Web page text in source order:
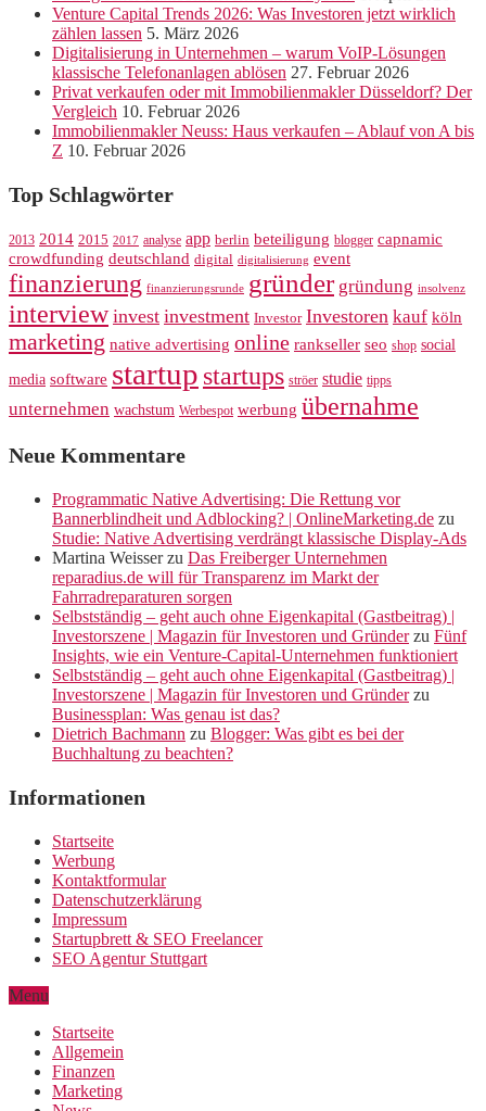
Venture Capital Trends 2026: Was Investoren jetzt wirklich
zählen lassen 5. März 2026
Digitalisierung in Unternehmen – warum VoIP-Lösungen
klassische Telefonanlagen ablösen 27. Februar 2026
Privat verkaufen oder mit Immobilienmakler Düsseldorf? Der
Vergleich 10. Februar 2026
Immobilienmakler Neuss: Haus verkaufen – Ablauf von A bis
Z 10. Februar 2026
Top Schlagwörter
2013 2014 2015 2017 analyse app berlin beteiligung blogger capnamic
crowdfunding deutschland digital digitalisierung event
finanzierung finanzierungsrunde gründer gründung insolvenz
interview invest investment Investor Investoren kauf köln
marketing native advertising online rankseller seo shop social
media software startup startups ströer studie tipps
unternehmen wachstum Werbespot werbung übernahme
Neue Kommentare
Programmatic Native Advertising: Die Rettung vor
Bannerblindheit und Adblocking? | OnlineMarketing.de zu
Studie: Native Advertising verdrängt klassische Display-Ads
Martina Weisserzu Das Freiberger Unternehmen
reparadius.de will für Transparenz im Markt der
Fahrradreparaturen sorgen
Selbstständig – geht auch ohne Eigenkapital (Gastbeitrag) |
Investorszene | Magazin für Investoren und Gründerzu Fünf
Insights, wie ein Venture-Capital-Unternehmen funktioniert
Selbstständig – geht auch ohne Eigenkapital (Gastbeitrag) |
Investorszene | Magazin für Investoren und Gründerzu
Businessplan: Was genau ist das?
Dietrich Bachmann zu Blogger: Was gibt es bei der
Buchhaltung zu beachten?
Informationen
Startseite
Werbung
Kontaktformular
Datenschutzerklärung
Impressum
Startupbrett & SEO Freelancer
SEO Agentur Stuttgart
Menu
Startseite
Allgemein
Finanzen
Marketing